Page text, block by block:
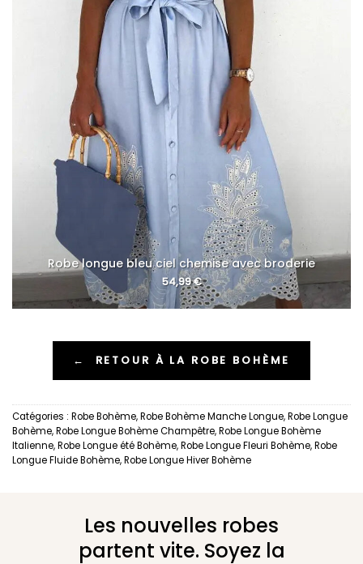
Robe longue bleu ciel chemise avec broderie
54,99€
← RETOUR À LA ROBE BOHÈME
Catégories : Robe Bohème,Robe Bohème Manche Longue,Robe Longue
Bohème,Robe Longue Bohème Champêtre,Robe Longue Bohème
Italienne,Robe Longue été Bohème,Robe Longue Fleuri Bohème,Robe
Longue Fluide Bohème,Robe Longue Hiver Bohème
Les nouvelles robes
partent vite. Soyez la